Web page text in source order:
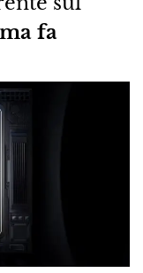
fa